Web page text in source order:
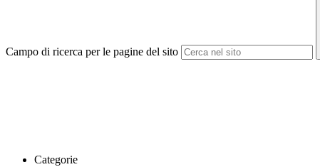
Campo di ricerca per le pagine del sito
Categorie